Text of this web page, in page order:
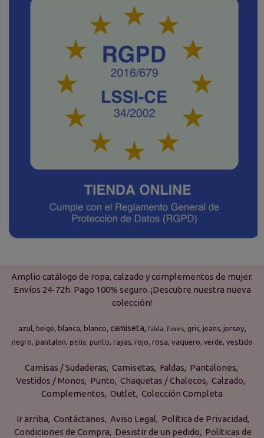
Amplio catálogo de ropa, calzado y complementos de mujer.
Envíos 24-72h. Pago 100% seguro. ¡Descubre nuestra nueva
colección!
azul beige blanca blanco camiseta falda flores gris jeans jersey
negro pantalon pitillo punto rayas rojo rosa vaquero verde vestido
Camisas / Sudaderas Camisetas Faldas
Pantalones
Vestidos / Monos
Punto Chaquetas / Chalecos Calzado
Complementos Outlet Colección Completa
Ir arriba Contáctanos Aviso Legal
Política de Privacidad
Condiciones de Compra
Desistir de un pedido Políticas de